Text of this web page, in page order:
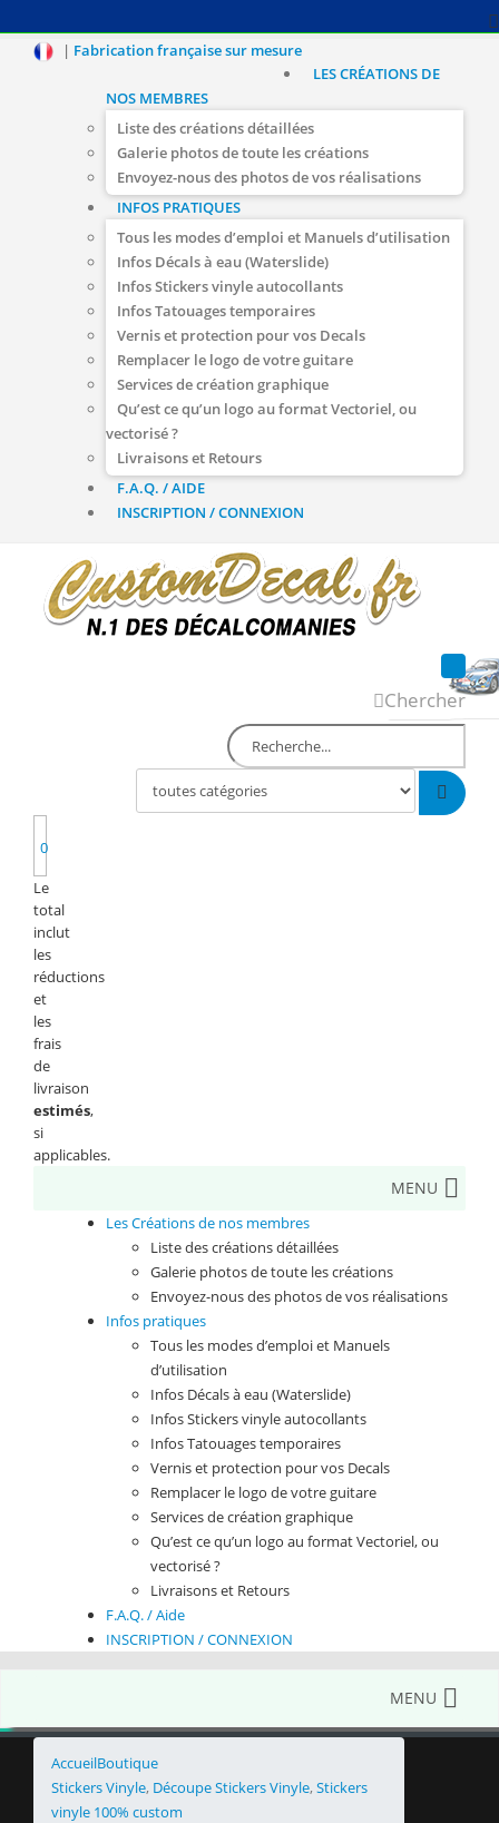
| Fabrication française sur mesure
LES CRÉATIONS DE
NOS MEMBRES
Liste des créations détaillées
Galerie photos de toute les créations
Envoyez-nous des photos de vos réalisations
INFOS PRATIQUES
Tous les modes d’emploi et Manuels d’utilisation
Infos Décals à eau (Waterslide)
Infos Stickers vinyle autocollants
Infos Tatouages temporaires
Vernis et protection pour vos Decals
Remplacer le logo de votre guitare
Services de création graphique
Qu’est ce qu’un logo au format Vectoriel, ou
vectorisé ?
Livraisons et Retours
F.A.Q. / AIDE
INSCRIPTION / CONNEXION
Chercher
0
Le
total
inclut
les
réductions
et
les
frais
de
livraison
estimés,
si
applicables.
MENU
Les Créations de nos membres
Liste des créations détaillées
Galerie photos de toute les créations
Envoyez-nous des photos de vos réalisations
Infos pratiques
Tous les modes d’emploi et Manuels
d’utilisation
Infos Décals à eau (Waterslide)
Infos Stickers vinyle autocollants
Infos Tatouages temporaires
Vernis et protection pour vos Decals
Remplacer le logo de votre guitare
Services de création graphique
Qu’est ce qu’un logo au format Vectoriel, ou
vectorisé ?
Livraisons et Retours
F.A.Q. / Aide
INSCRIPTION / CONNEXION
MENU
AccueilBoutique
Stickers Vinyle, Découpe Stickers Vinyle, Stickers
vinyle 100% custom